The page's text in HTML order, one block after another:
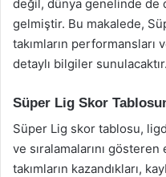
değil, dünya genelinde de
gelmiştir. Bu makalede,
takımların performansları
detaylı bilgiler sunulacaktır.
Süper Lig Skor
Süper Lig skor tablosu,
ve sıralamalarını
takımların kazandıkları,